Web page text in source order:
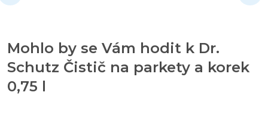
Mohlo by se Vám hodit k Dr.
Schutz Čistič na parkety a korek
0,75 l